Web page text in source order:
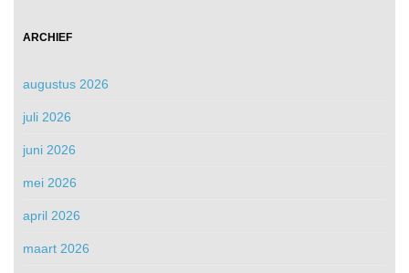
ARCHIEF
augustus 2026
juli 2026
juni 2026
mei 2026
april 2026
maart 2026